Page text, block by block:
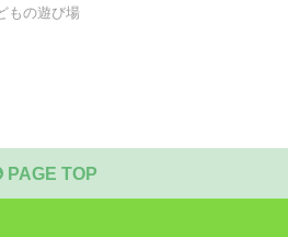
もの遊び場
PAGE TOP